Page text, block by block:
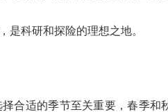
是科研和探险的理想之地。
合适的季节至关重要，春季和